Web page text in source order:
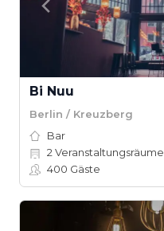
Bi Nuu
Berlin / Kreuzberg
Bar
2 Veranstaltungsräume
400 Gäste